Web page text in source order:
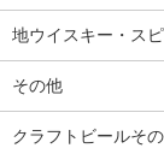
地ウイスキー・ス
その他
クラフトビールそ